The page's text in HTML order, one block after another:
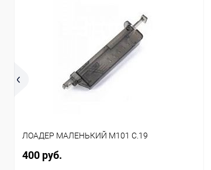
ЛОАДЕР МАЛЕНЬКИЙ M101 C.19
400 руб.